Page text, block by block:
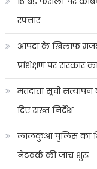
रफ्तार
आपदा के खिलाफ
प्रशिक्षण पर सरकार
मतदाता सूची
दिए सख्त निर्देश
लालकुआं पुलिस का
नेटवर्क की जांच शुरू